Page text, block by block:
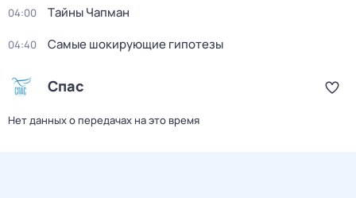
04:00 Тaйны Чапман
04:40 Самые шoкиpующие гипотезы
Спас
Нет данных о передачах на это время